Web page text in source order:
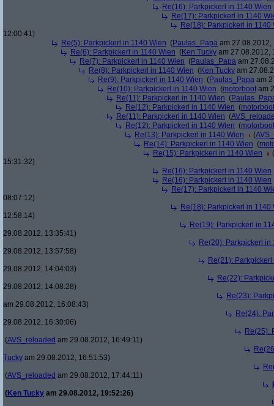
Re(16): Parkpickerl in 1140 Wien
Re(17): Parkpickerl in 1140
Re(18): Parkpickerl in 1140
12:00:41)
Re(5): Parkpickerl in 1140 Wien (Paulas_Papa am 27.08.2012,
Re(6): Parkpickerl in 1140 Wien (Ken Tucky am 27.08.2012,
Re(7): Parkpickerl in 1140 Wien (Paulas_Papa am
Re(8): Parkpickerl in 1140 Wien (Ken Tucky am
Re(9): Parkpickerl in 1140 Wien (Paulas_Papa am
Re(10): Parkpickerl in 1140 Wien (motorboot am
Re(11): Parkpickerl in 1140 Wien (
Re(12): Parkpickerl in 1140 Wien (motorboot
Re(11): Parkpickerl in 1140 Wien (
Re(12): Parkpickerl in 1140 Wien (motorboot
Re(13): Parkpickerl in 1140 Wien
(
Re(14): Parkpickerl in 1140 Wien (
Re(15): Parkpickerl in 1140 Wien
(
15:31:32)
Re(16): Parkpickerl in 1140 Wien
Re(16): Parkpickerl in 1140 Wien
Re(17): Parkpickerl in 1140
08:07:12)
Re(18): Parkpickerl in 1140
12:58:14)
Re(19): Parkpickerl in
29.08.2012, 13:35:41)
Re(20): Parkpickerl in
29.08.2012, 13:57:58)
Re(21):
29.08.2012, 14:04:03)
Re(22):
29.08.2012, 14:08:28)
Re(23):
am 29.08.2012, 16:08:43)
Re(24):
29.08.2012, 16:30:06)
Re(25):
(AVS_reloaded am 29.08.2012, 16:49:11)
Tucky am 29.08.2012, 16:51:53)
(AVS_reloaded am 29.08.2012, 17:44:11)
(Ken Tucky am 29.08.2012, 19:52:26)